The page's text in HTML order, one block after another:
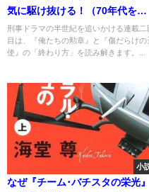
気に駆け抜ける！（70年代をナ
メるなよ）』Part2
刑事ドラマの半世紀を追いかける連載二
目は、『俺たちの勲章』と『傷だらけの
使』の「終わり方」を読み解きます。...
小
なぜ『チーム･バチスタの栄光』